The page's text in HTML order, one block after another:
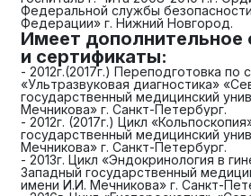
Федеральной службы
Федерации» г. Нижний Новгород.
Имеет дополнительное
и сертификаты:
- 2012г.(2017г.) Переподготовка по
«Ультразвуковая диагностика»
государственный медицинский
Мечникова» г. Санкт-Петербург.
- 2012г. (2017г.) Цикл
государственный медицинский
Мечникова» г. Санкт-Петербург.
- 2013г. Цикл «Эндокринология в
Западный государственный
имени И.И. Мечникова» г. Санкт-